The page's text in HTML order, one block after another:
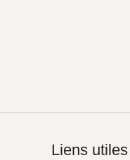
Liens utiles